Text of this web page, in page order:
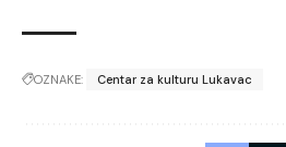
OZNAKE: Centar za kulturu Lukavac